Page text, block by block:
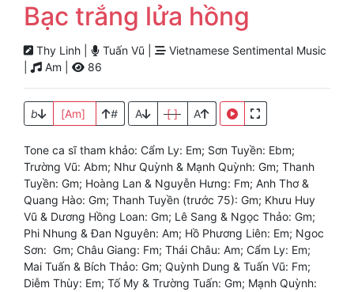
Bạc trắng lửa hồng
Thy Linh | Tuấn Vũ |
Vietnamese Sentimental Music
Am | 86
b [Am] # A [ ] A
Tone ca sĩ tham khảo: Cẩm Ly: Em; Sơn Tuyền: Ebm;
Trường Vũ: Abm; Như Quỳnh & Mạnh Quỳnh: Gm; Thanh
Tuyền: Gm; Hoàng Lan & Nguyễn Hưng: Fm; Anh Thơ &
Quang Hào: Gm; Thanh Tuyền (trước 75): Gm; Khưu Huy
Vũ & Dương Hồng Loan: Gm; Lê Sang & Ngọc Thảo: Gm;
Phi Nhung & Đan Nguyên: Am; Hồ Phương Liên: Em; Ngoc
Sơn: Gm; Châu Giang: Fm; Thái Châu: Am; Cẩm Ly: Em;
Mai Tuấn & Bích Thảo: Gm; Quỳnh Dung & Tuấn Vũ: Fm;
Diễm Thùy: Em; Tố My & Trường Tuấn: Gm; Mạnh Quỳnh: